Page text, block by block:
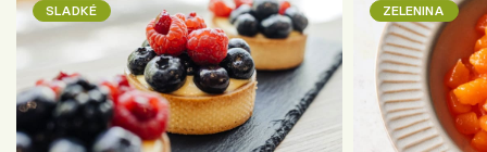
SLADKÉ ZELENINA